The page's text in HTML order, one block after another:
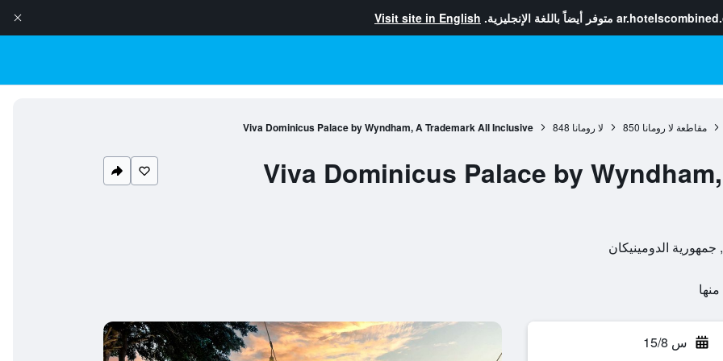
متوفر أيضاً باللغة الإنجليزية. Visit site in English
مقاطعة لا رومانا 850 لا رومانا 848
Viva Dominicus Palace by Wyndham, A Trademark All Inclusive
Viva Dominicus Palace by
س 15/8